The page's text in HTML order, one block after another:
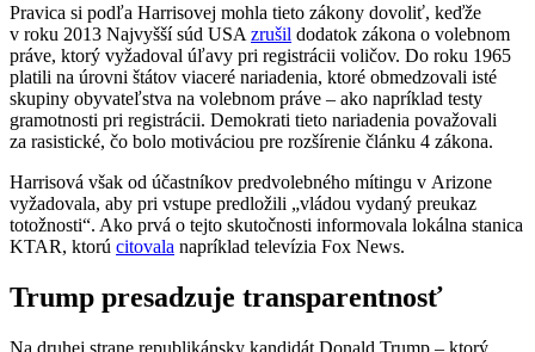
Pravica si podľa Harrisovej mohla tieto zákony dovoliť, keďže
v roku 2013 Najvyšší súd USA zrušil dodatok zákona o volebnom
práve, ktorý vyžadoval úľavy pri registrácii voličov. Do roku 1965
platili na úrovni štátov viaceré nariadenia, ktoré obmedzovali isté
skupiny obyvateľstva na volebnom práve – ako napríklad testy
gramotnosti pri registrácii. Demokrati tieto nariadenia považovali
za rasistické, čo bolo motiváciou pre rozšírenie článku 4 zákona.
Harrisová však od účastníkov predvolebného mítingu v Arizone
vyžadovala, aby pri vstupe predložili „vládou vydaný preukaz
totožnosti“. Ako prvá o tejto skutočnosti informovala lokálna stanica
KTAR, ktorú citovala napríklad televízia Fox News.
Trump presadzuje transparentnosť
Na druhej strane republikánsky kandidát Donald Trump – ktorý